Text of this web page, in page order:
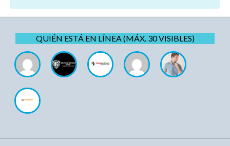
QUIÉN ESTÁ EN LÍNEA (MÁX. 30 VISIBLES)